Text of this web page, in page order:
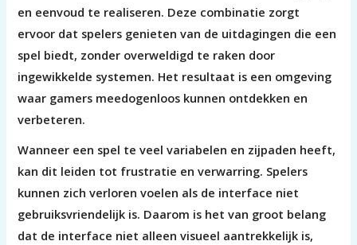
en eenvoud te realiseren. Deze combinatie zorgt
ervoor dat spelers genieten van de uitdagingen die een
spel biedt, zonder overweldigd te raken door
ingewikkelde systemen. Het resultaat is een omgeving
waar gamers meedogenloos kunnen ontdekken en
verbeteren.
Wanneer een spel te veel variabelen en zijpaden heeft,
kan dit leiden tot frustratie en verwarring. Spelers
kunnen zich verloren voelen als de interface niet
gebruiksvriendelijk is. Daarom is het van groot belang
dat de interface niet alleen visueel aantrekkelijk is,